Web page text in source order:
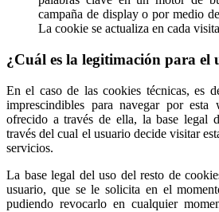
campaña de display o por medio
La cookie se actualiza en cada
¿Cuál es la legitimación para el
En el caso de las cookies técnicas, es
imprescindibles para navegar por
ofrecido a través de ella, la base legal
través del cual el usuario decide visitar
servicios.
La base legal del uso del resto de
usuario, que se le solicita en el
pudiendo revocarlo en cualquier